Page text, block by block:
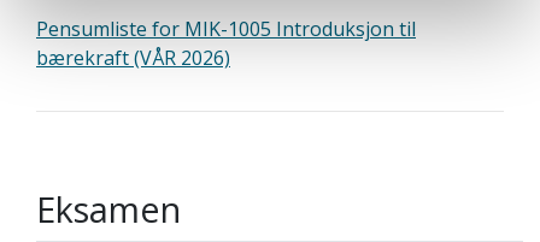
Pensumliste for MIK-1005 Introduksjon til
bærekraft (VÅR 2026)
Eksamen